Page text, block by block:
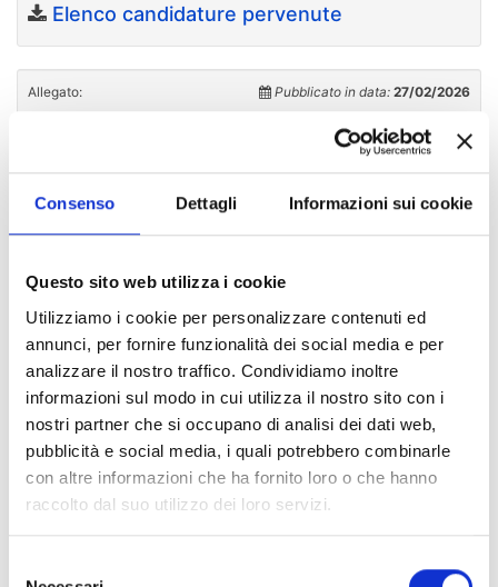
Consenso Dettagli Informazioni sui cookie
Questo sito web utilizza i cookie
Utilizziamo i cookie per personalizzare contenuti ed
annunci, per fornire funzionalità dei social media e per
analizzare il nostro traffico. Condividiamo inoltre
informazioni sul modo in cui utilizza il nostro sito con i
nostri partner che si occupano di analisi dei dati web,
pubblicità e social media, i quali potrebbero combinarle
con altre informazioni che ha fornito loro o che hanno
raccolto dal suo utilizzo dei loro servizi.
Elenco candidature pervenute
Allegato: Pubblicato in data: 27/02/2026
Decreto Rettorale di proclamazione dei
Presidenti dei Consigli dei Corsi di Studio per
Indice di pagina
Chi sei? Naviga il sito per profilo
Futuro Studente
Studente Iscritto
Studente Internazionale